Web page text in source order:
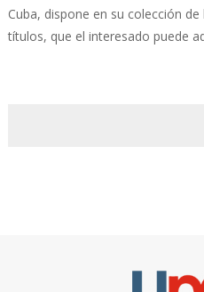
Cuba, dispone en su colección
títulos, que el interesado puede